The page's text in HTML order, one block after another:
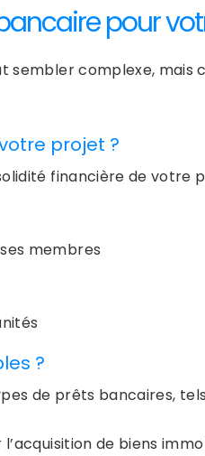
pour
sembler complexe,
projet ?
financière de votre
membres
?
de prêts bancaires,
de biens